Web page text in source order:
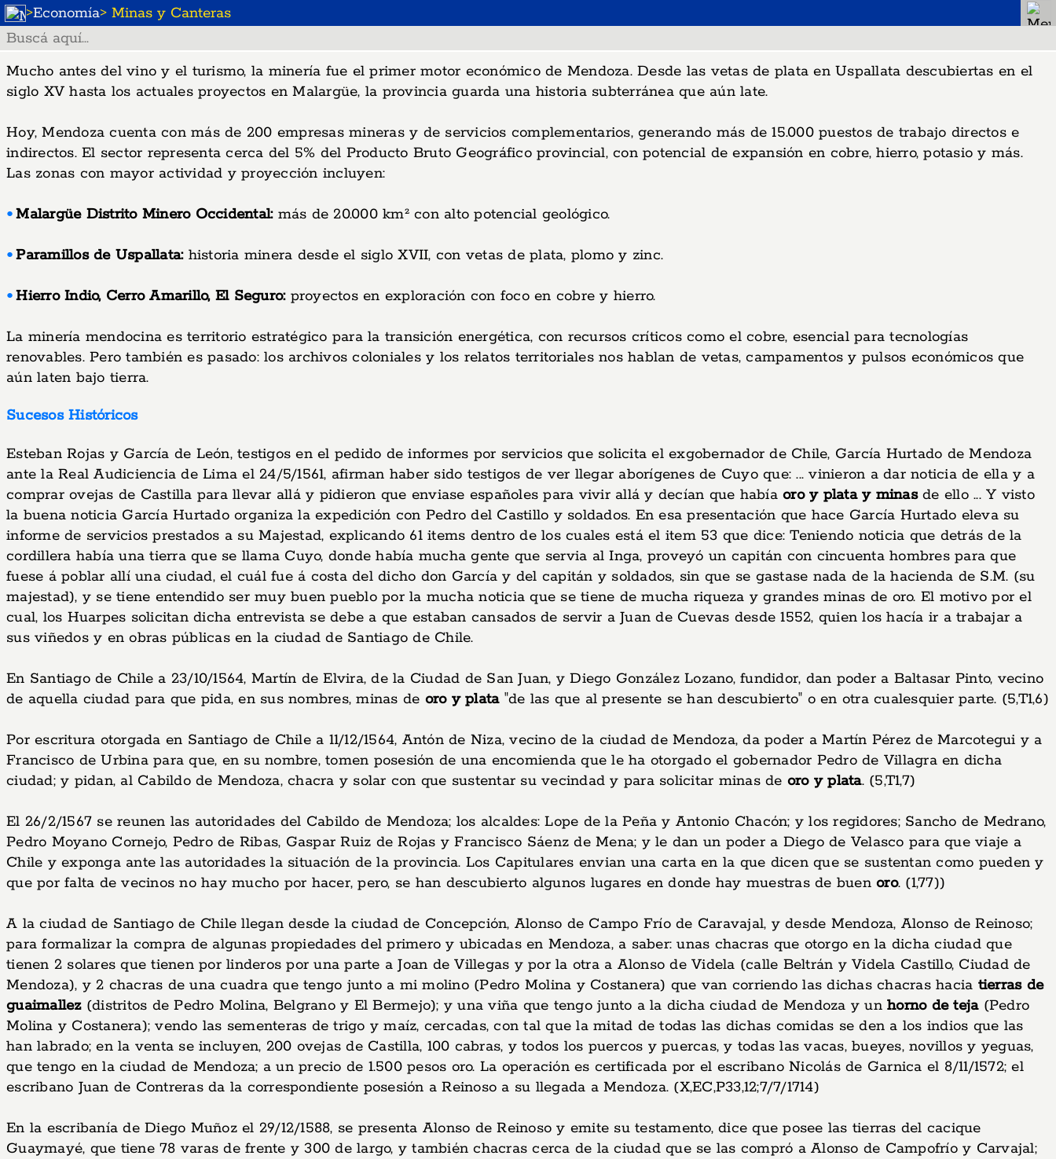
>Economía> Minas y Canteras
Mucho antes del vino y el turismo, la minería fue el primer motor económico de Mendoza. Desde las vetas de plata en Uspallata descubiertas en el
siglo XV hasta los actuales proyectos en Malargüe, la provincia guarda una historia subterránea que aún late.
Hoy, Mendoza cuenta con más de 200 empresas mineras y de servicios complementarios, generando más de 15.000 puestos de trabajo directos e
indirectos. El sector representa cerca del 5% del Producto Bruto Geográfico provincial, con potencial de expansión en cobre, hierro, potasio y más.
Las zonas con mayor actividad y proyección incluyen:
Malargüe Distrito Minero Occidental:más de 20.000 km² con alto potencial geológico.
Paramillos de Uspallata: historia minera desde el siglo XVII, con vetas de plata, plomo y zinc.
Hierro Indio, Cerro Amarillo, El Seguro:proyectos en exploración con foco en cobre y hierro.
La minería mendocina es territorio estratégico para la transición energética, con recursos críticos como el cobre, esencial para tecnologías
renovables. Pero también es pasado: los archivos coloniales y los relatos territoriales nos hablan de vetas, campamentos y pulsos económicos que
aún laten bajo tierra.
Sucesos Históricos
Esteban Rojas y García de León, testigos en el pedido de informes por servicios que solicita el exgobernador de Chile, García Hurtado de Mendoza
ante la Real Audiciencia de Lima el 24/5/1561, afirman haber sido testigos de ver llegar aborígenes de Cuyo que: ... vinieron a dar noticia de ella y a
comprar ovejas de Castilla para llevar allá y pidieron que enviase españoles para vivir allá y decían que había oro y plata y minasde ello ... Y visto
la buena noticia García Hurtado organiza la expedición con Pedro del Castillo y soldados. En esa presentación que hace García Hurtado eleva su
informe de servicios prestados a su Majestad, explicando 61 items dentro de los cuales está el item 53 que dice: Teniendo noticia que detrás de la
cordillera había una tierra que se llama Cuyo, donde había mucha gente que servia al Inga, proveyó un capitán con cincuenta hombres para que
fuese á poblar allí una ciudad, el cuál fue á costa del dicho don García y del capitán y soldados, sin que se gastase nada de la hacienda de S.M. (su
majestad), y se tiene entendido ser muy buen pueblo por la mucha noticia que se tiene de mucha riqueza y grandes minas de oro. El motivo por el
cual, los Huarpes solicitan dicha entrevista se debe a que estaban cansados de servir a Juan de Cuevas desde 1552, quien los hacía ir a trabajar a
sus viñedos y en obras públicas en la ciudad de Santiago de Chile.
En Santiago de Chile a 23/10/1564, Martín de Elvira, de la Ciudad de San Juan, y Diego González Lozano, fundidor, dan poder a Baltasar Pinto, vecino
de aquella ciudad para que pida, en sus nombres, minas de oro y plata"de las que al presente se han descubierto" o en otra cualesquier parte. (5,T1,6)
Por escritura otorgada en Santiago de Chile a 11/12/1564, Antón de Niza, vecino de la ciudad de Mendoza, da poder a Martín Pérez de Marcotegui y a
Francisco de Urbina para que, en su nombre, tomen posesión de una encomienda que le ha otorgado el gobernador Pedro de Villagra en dicha
ciudad; y pidan, al Cabildo de Mendoza, chacra y solar con que sustentar su vecindad y para solicitar minas de oro y plata. (5,T1,7)
El 26/2/1567 se reunen las autoridades del Cabildo de Mendoza; los alcaldes: Lope de la Peña y Antonio Chacón; y los regidores; Sancho de Medrano,
Pedro Moyano Cornejo, Pedro de Ribas, Gaspar Ruiz de Rojas y Francisco Sáenz de Mena; y le dan un poder a Diego de Velasco para que viaje a
Chile y exponga ante las autoridades la situación de la provincia. Los Capitulares envian una carta en la que dicen que se sustentan como pueden y
que por falta de vecinos no hay mucho por hacer, pero, se han descubierto algunos lugares en donde hay muestras de buen oro. (1,77))
A la ciudad de Santiago de Chile llegan desde la ciudad de Concepción, Alonso de Campo Frío de Caravajal, y desde Mendoza, Alonso de Reinoso;
para formalizar la compra de algunas propiedades del primero y ubicadas en Mendoza, a saber: unas chacras que otorgo en la dicha ciudad que
tienen 2 solares que tienen por linderos por una parte a Joan de Villegas y por la otra a Alonso de Videla (calle Beltrán y Videla Castillo, Ciudad de
Mendoza), y 2 chacras de una cuadra que tengo junto a mi molino (Pedro Molina y Costanera) que van corriendo las dichas chacras hacia tierras de
guaimallez(distritos de Pedro Molina, Belgrano y El Bermejo); y una viña que tengo junto a la dicha ciudad de Mendoza y un horno de teja(Pedro
Molina y Costanera); vendo las sementeras de trigo y maíz, cercadas, con tal que la mitad de todas las dichas comidas se den a los indios que las
han labrado; en la venta se incluyen, 200 ovejas de Castilla, 100 cabras, y todos los puercos y puercas, y todas las vacas, bueyes, novillos y yeguas,
que tengo en la ciudad de Mendoza; a un precio de 1.500 pesos oro. La operación es certificada por el escribano Nicolás de Garnica el 8/11/1572; el
escribano Juan de Contreras da la correspondiente posesión a Reinoso a su llegada a Mendoza. (X,EC,P33,12;7/7/1714)
En la escribanía de Diego Muñoz el 29/12/1588, se presenta Alonso de Reinoso y emite su testamento, dice que posee las tierras del cacique
Guaymayé, que tiene 78 varas de frente y 300 de largo, y también chacras cerca de la ciudad que se las compró a Alonso de Campofrío y Carvajal;